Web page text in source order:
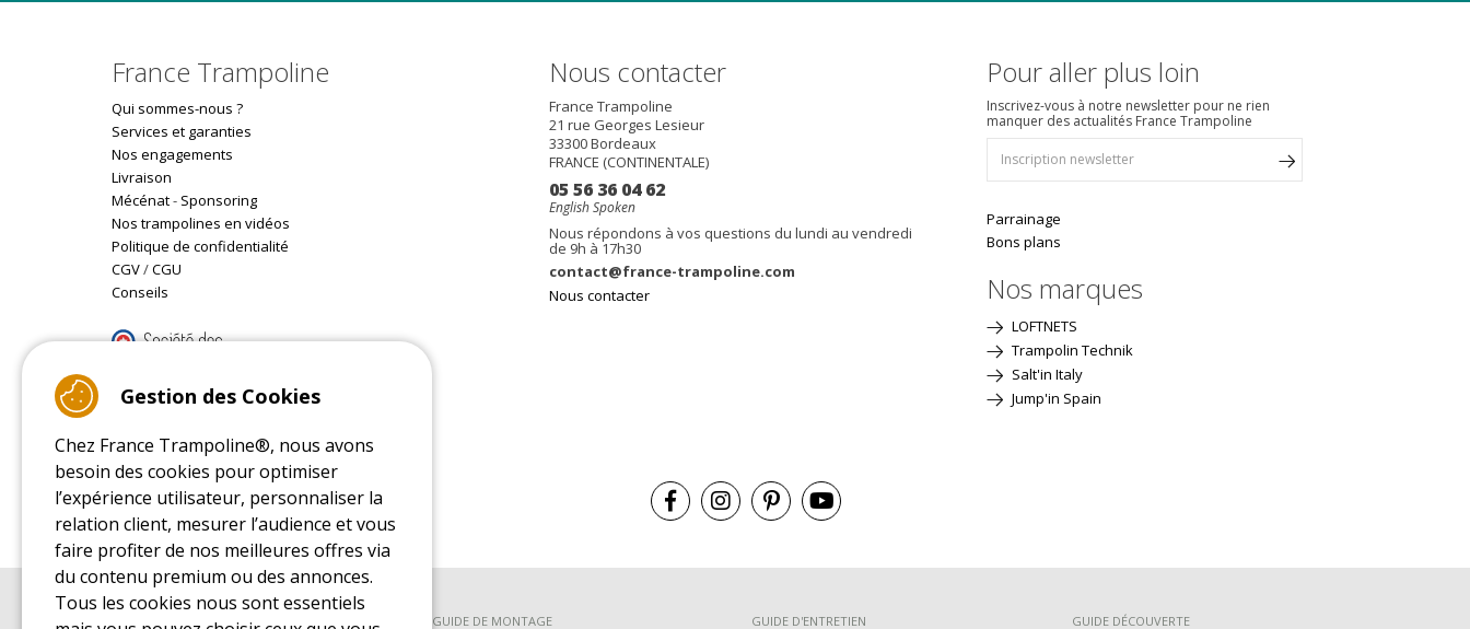
France Trampoline
Qui sommes-nous ?
Services et garanties
Nos engagements
Livraison
Mécénat- Sponsoring
Nos trampolines en vidéos
Politique de confidentialité
CGV/CGU
Conseils
9.4 /10 (22087 reviews)
Read customer reviews
Nous contacter
France Trampoline
21 rue Georges Lesieur
33300Bordeaux
FRANCE (CONTINENTALE)
05 56 36 04 62
English Spoken
Nous répondons à vos questions du lundi au vendredi
de 9h à 17h30
contact@france-trampoline.com
Nous contacter
Pour aller plus loin
Inscrivez-vous à notre newsletter pour ne rien
manquer des actualités France Trampoline
Parrainage
Bons plans
Nos marques
LOFTNETS
Trampolin Technik
Salt'in Italy
Jump'in Spain
GUIDE DE MONTAGE GUIDE D'ENTRETIEN GUIDE DÉCOUVERTE
Gestion des Cookies
Chez France Trampoline®, nous avons
besoin des cookies pour optimiser
l’expérience utilisateur, personnaliser la
relation client, mesurer l’audience et vous
faire profiter de nos meilleures offres via
du contenu premium ou des annonces.
Tous les cookies nous sont essentiels